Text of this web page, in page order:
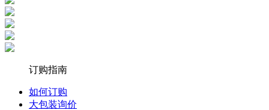
订购指南
如何订购
大包装询价